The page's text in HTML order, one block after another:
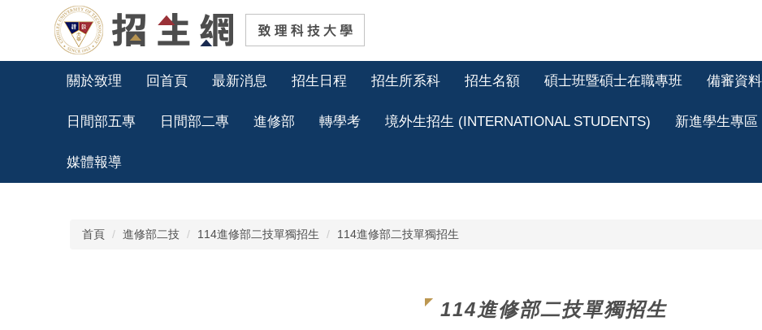
要
關於致理 回首頁 最新消息 招生日程 招生所系科 招生名額 碩士班暨碩士在職專班 備審資
日間部五專 日間部二專 進修部 轉學考 境外生招生 (INTERNATIONAL STUDENTS) 新進學生專區
媒體報導
首頁 進修部二技 114進修部二技單獨招生 114進修部二技單獨招生
114進修部二技單獨招生